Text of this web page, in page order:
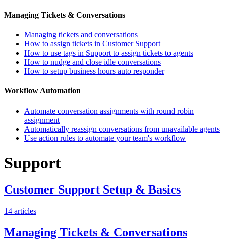
Managing Tickets & Conversations
Managing tickets and conversations
How to assign tickets in Customer Support
How to use tags in Support to assign tickets to agents
How to nudge and close idle conversations
How to setup business hours auto responder
Workflow Automation
Automate conversation assignments with round robin
assignment
Automatically reassign conversations from unavailable agents
Use action rules to automate your team's workflow
Support
Customer Support Setup & Basics
14 articles
Managing Tickets & Conversations